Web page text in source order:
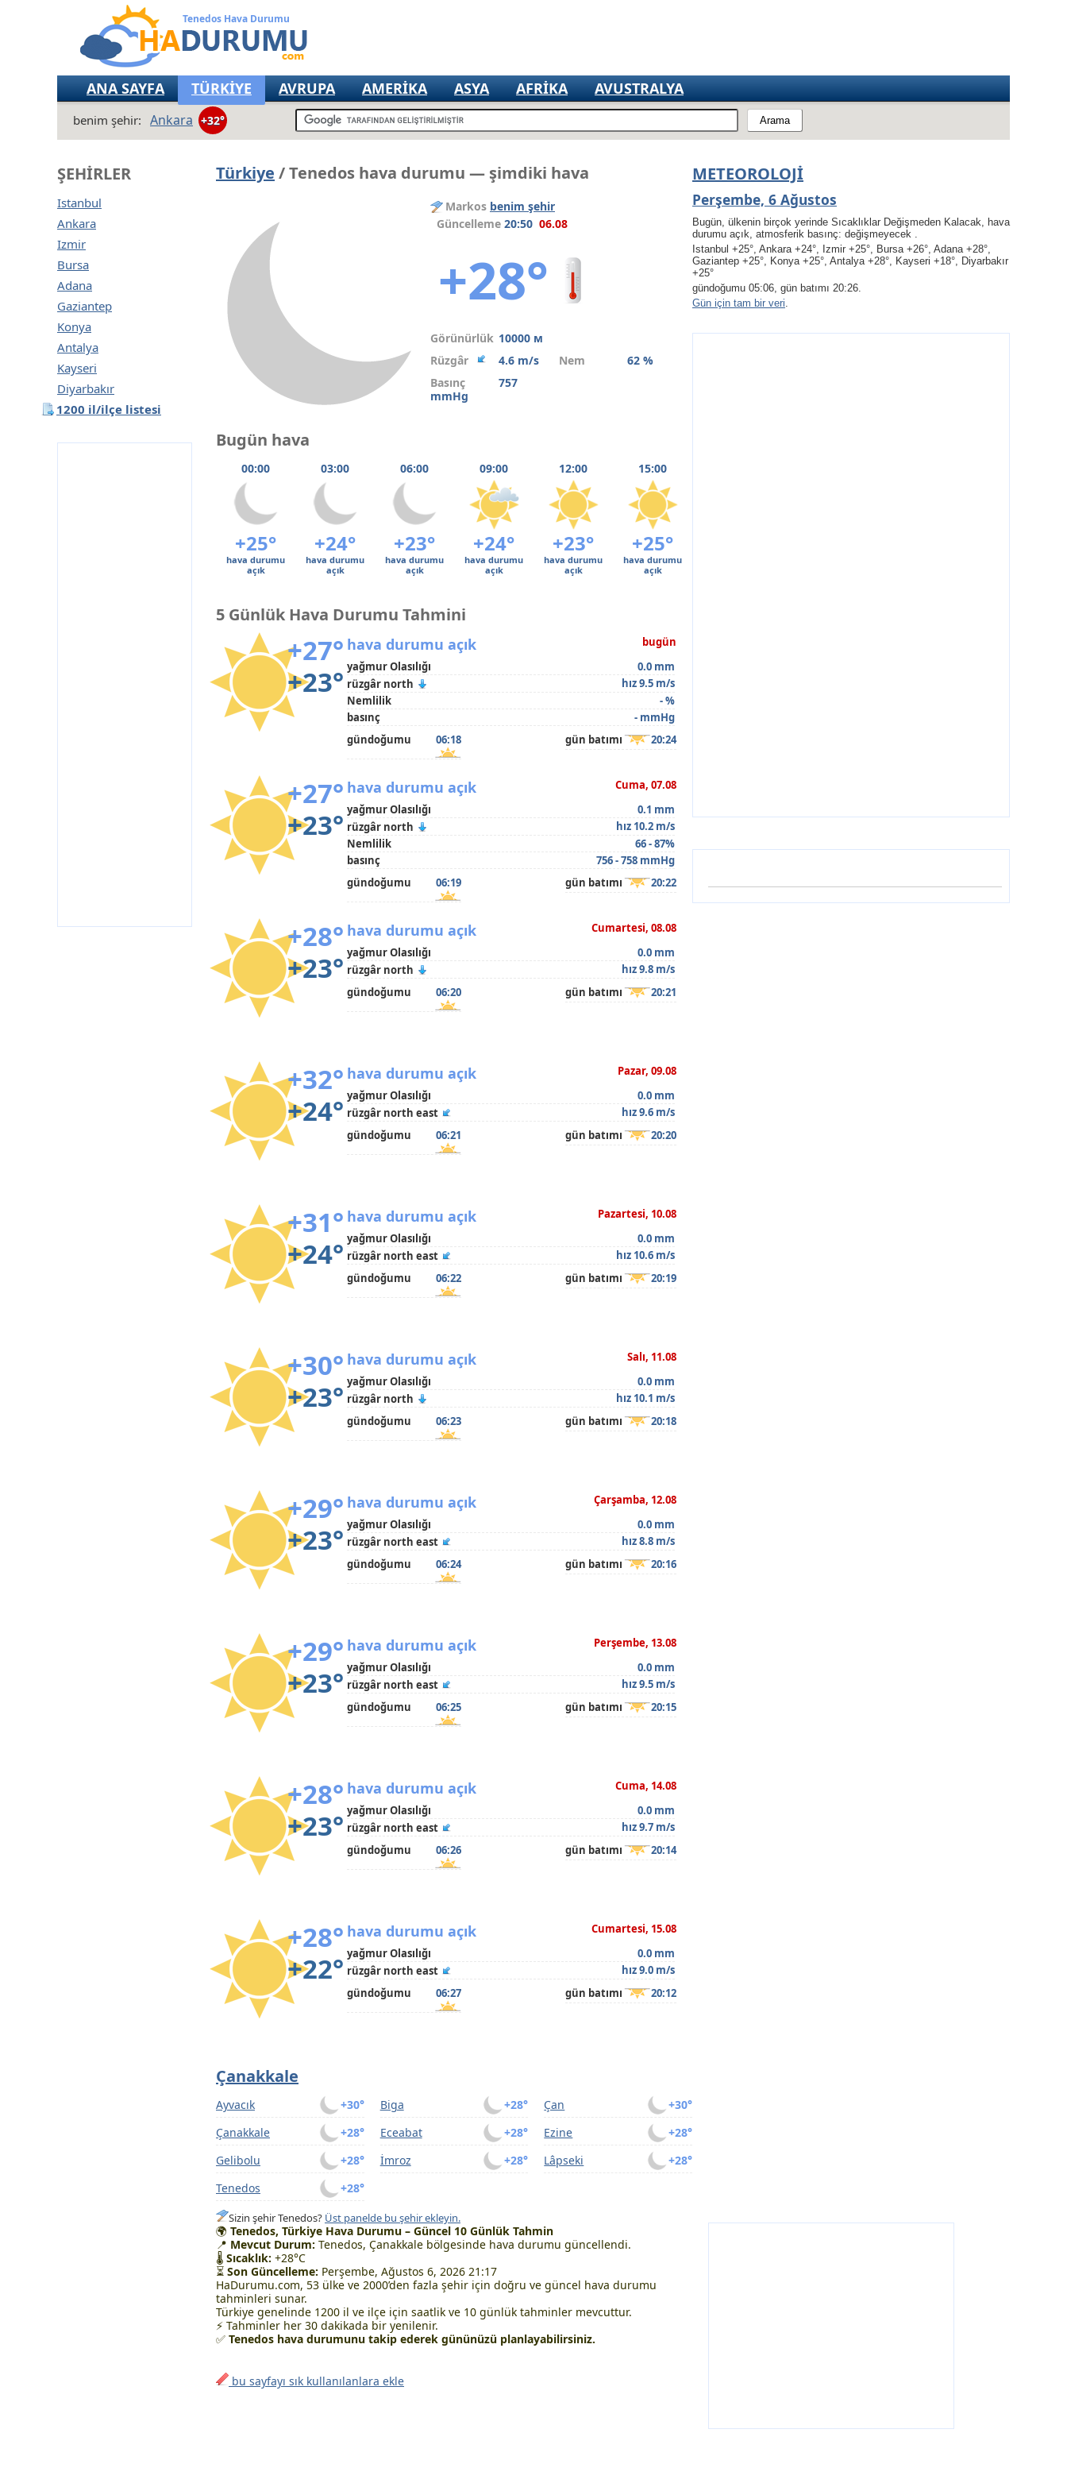
Tenedos Hava Durumu
ANA SAYFA TÜRKİYE AVRUPA AMERIKA ASYA AFRIKA AVUSTRALYA
benim şehir: Ankara +32°
ŞEHIRLER
Istanbul
Ankara
Izmir
Bursa
Adana
Gaziantep
Konya
Antalya
Kayseri
Diyarbakır
1200 il/ilçe listesi
Türkiye / Tenedos hava durumu — şimdiki hava
Markos benim şehir
Güncelleme 20:50 06.08
+28°
Görünürlük 10000 м
Rüzgâr
4.6 m/s Nem
62 %
Basınç
757
mmHg
Bugün hava
00:00 03:00 06:00 09:00 12:00 15:00
+25° +24° +23° +24° +23° +25°
hava durumu
açık
hava durumu
açık
hava durumu
açık
hava durumu
açık
hava durumu
açık
hava durumu
açık
5 Günlük Hava Durumu Tahmini
+27°
+23°
bugün
hava durumu açık
yağmur Olasılığı
0.0 mm
rüzgâr north
hız 9.5 m/s
Nemlilik
- %
basınç
- mmHg
gündoğumu
06:18 gün batımı 20:24
+27°
+23°
Cuma, 07.08
hava durumu açık
yağmur Olasılığı
0.1 mm
rüzgâr north
hız 10.2 m/s
Nemlilik
66 - 87%
basınç
756 - 758 mmHg
gündoğumu
06:19 gün batımı 20:22
+28°
+23°
Cumartesi, 08.08
hava durumu açık
yağmur Olasılığı
0.0 mm
rüzgâr north
hız 9.8 m/s
gündoğumu
06:20 gün batımı 20:21
+32°
+24°
Pazar, 09.08
hava durumu açık
yağmur Olasılığı
0.0 mm
rüzgâr north east
hız 9.6 m/s
gündoğumu
06:21 gün batımı 20:20
+31°
+24°
Pazartesi, 10.08
hava durumu açık
yağmur Olasılığı
0.0 mm
rüzgâr north east
hız 10.6 m/s
gündoğumu
06:22 gün batımı 20:19
+30°
+23°
Salı, 11.08
hava durumu açık
yağmur Olasılığı
0.0 mm
rüzgâr north
hız 10.1 m/s
gündoğumu
06:23 gün batımı 20:18
+29°
+23°
Çarşamba, 12.08
hava durumu açık
yağmur Olasılığı
0.0 mm
rüzgâr north east
hız 8.8 m/s
gündoğumu
06:24 gün batımı 20:16
+29°
+23°
Perşembe, 13.08
hava durumu açık
yağmur Olasılığı
0.0 mm
rüzgâr north east
hız 9.5 m/s
gündoğumu
06:25 gün batımı 20:15
+28°
+23°
Cuma, 14.08
hava durumu açık
yağmur Olasılığı
0.0 mm
rüzgâr north east
hız 9.7 m/s
gündoğumu
06:26 gün batımı 20:14
+28°
+22°
Cumartesi, 15.08
hava durumu açık
yağmur Olasılığı
0.0 mm
rüzgâr north east
hız 9.0 m/s
gündoğumu
06:27 gün batımı 20:12
Çanakkale
+30°
Ayvacık +28°
Biga +30°
Çan
+28°
Çanakkale +28°
Eceabat +28°
Ezine
+28°
Gelibolu +28°
İmroz +28°
Lâpseki
+28°
Tenedos
Sizin şehir Tenedos? Üst panelde bu şehir ekleyin.
🌍 Tenedos, Türkiye Hava Durumu – Güncel 10 Günlük Tahmin
📍 Mevcut Durum: Tenedos, Çanakkale bölgesinde hava durumu güncellendi.
🌡 Sıcaklık: +28°C
⏳ Son Güncelleme: Perşembe, Ağustos 6, 2026 21:17
HaDurumu.com, 53 ülke ve 2000’den fazla şehir için doğru ve güncel hava durumu
tahminleri sunar.
Türkiye genelinde 1200 il ve ilçe için saatlik ve 10 günlük tahminler mevcuttur.
⚡ Tahminler her 30 dakikada bir yenilenir.
✅ Tenedos hava durumunu takip ederek gününüzü planlayabilirsiniz.
bu sayfayı sık kullanılanlara ekle
METEOROLOJI
Perşembe, 6 Ağustos
Bugün, ülkenin birçok yerinde Sıcaklıklar Değişmeden Kalacak, hava
durumu açık, atmosferik basınç: değişmeyecek .
Istanbul +25°, Ankara +24°, Izmir +25°, Bursa +26°, Adana +28°,
Gaziantep +25°, Konya +25°, Antalya +28°, Kayseri +18°, Diyarbakır
+25°
gündoğumu 05:06, gün batımı 20:26.
Gün için tam bir veri.